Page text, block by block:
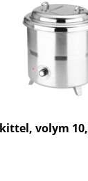
volym